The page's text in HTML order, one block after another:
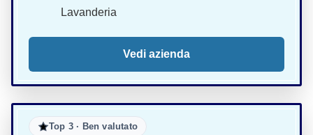
Lavanderia
Vedi azienda
Top 3 · Ben valutato